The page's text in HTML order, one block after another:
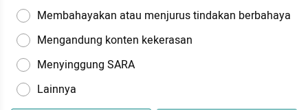
Membahayakan atau menjurus tindakan berbahaya
Mengandung konten kekerasan
Menyinggung SARA
Lainnya